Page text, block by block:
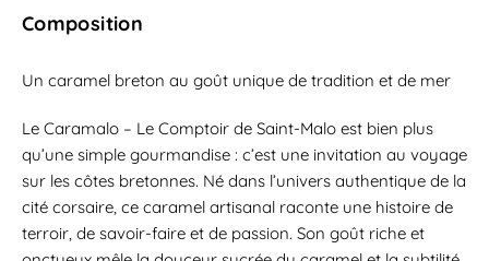
Composition
Un caramel breton au goût unique de tradition et de mer
Le Caramalo – Le Comptoir de Saint-Malo est bien plus
qu’une simple gourmandise : c’est une invitation au voyage
sur les côtes bretonnes. Né dans l’univers authentique de la
cité corsaire, ce caramel artisanal raconte une histoire de
terroir, de savoir-faire et de passion. Son goût riche et